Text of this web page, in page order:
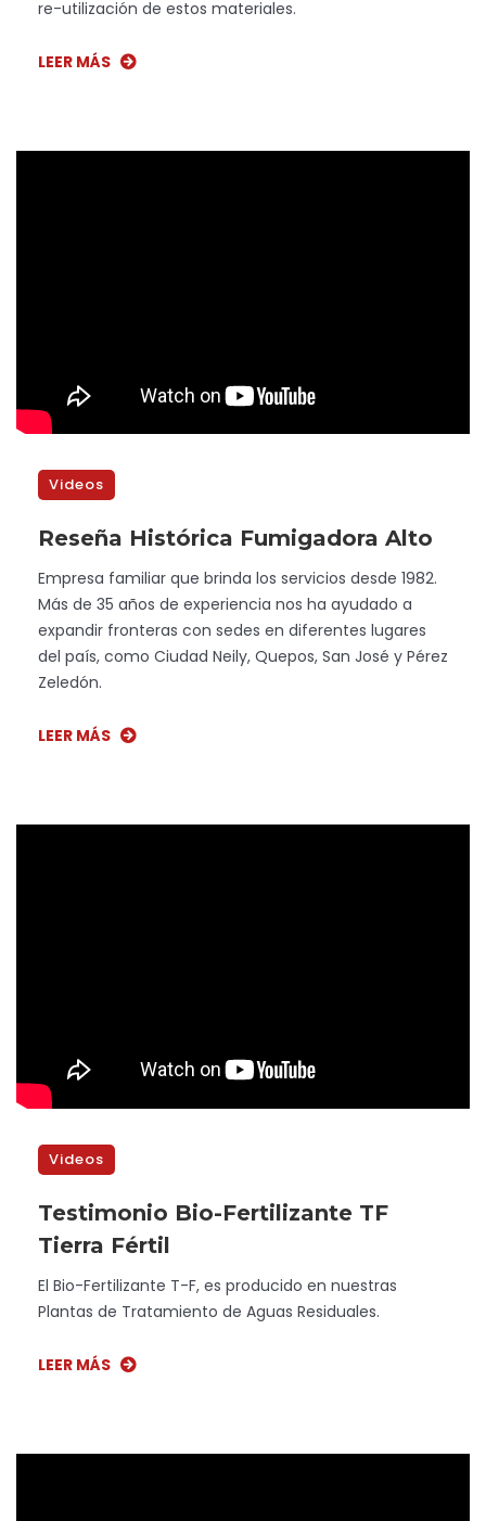
re-utilización de estos materiales.
LEER MÁS
Videos
Reseña Histórica Fumigadora Alto
Empresa familiar que brinda los servicios desde 1982.
Más de 35 años de experiencia nos ha ayudado a
expandir fronteras con sedes en diferentes lugares
del país, como Ciudad Neily, Quepos, San José y Pérez
Zeledón.
LEER MÁS
Videos
Testimonio Bio-Fertilizante TF
Tierra Fértil
El Bio-Fertilizante T-F, es producido en nuestras
Plantas de Tratamiento de Aguas Residuales.
LEER MÁS